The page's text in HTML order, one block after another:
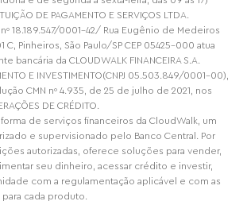
DE PAGAMENTO E SERVIÇOS LTDA.
nº 18.189.547/0001-42/ Rua Eugênio de Medeiros
C, Pinheiros, São Paulo/SP CEP 05425-000 atua
bancária da CLOUDWALK FINANCEIRA S.A.
E INVESTIMENTO(CNPJ 05.503.849/0001-00),
CMN nº 4.935, de 25 de julho de 2021, nos
DE CRÉDITO.
de serviços financeiros da CloudWalk, um
e supervisionado pelo Banco Central. Por
autorizadas, oferece soluções para vender,
seu dinheiro, acessar crédito e investir,
com a regulamentação aplicável e com as
cada produto.